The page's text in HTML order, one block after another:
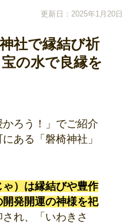
更新日：2025年1月20日
社で縁結び祈
の水で良縁を
かろう！」でご紹介
ある「磐椅神社」
）は縁結びや豊作
発開運の神様を祀
れ、「いわきさ